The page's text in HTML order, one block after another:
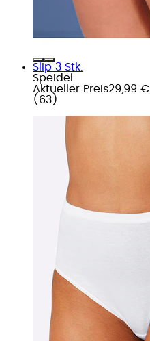
Slip 3 Stk.
Speidel
Aktueller Preis29,99 €
( 63 )